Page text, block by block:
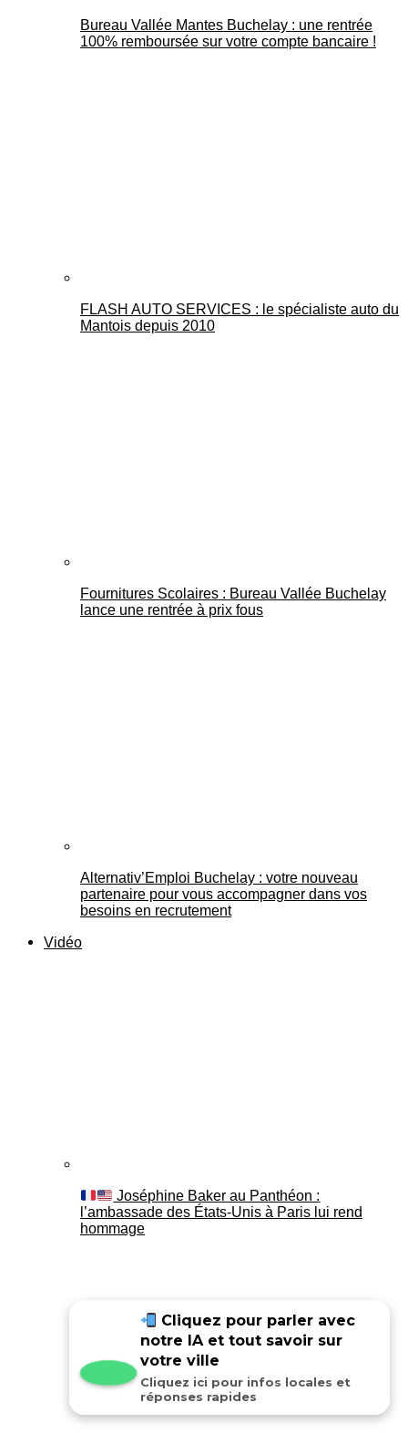
Bureau Vallée Mantes Buchelay : une rentrée
100% remboursée sur votre compte bancaire !
FLASH AUTO SERVICES : le spécialiste auto du
Mantois depuis 2010
Fournitures Scolaires : Bureau Vallée Buchelay
lance une rentrée à prix fous
Alternativ’Emploi Buchelay : votre nouveau
partenaire pour vous accompagner dans vos
besoins en recrutement
Vidéo
Joséphine Baker au Panthéon :
l’ambassade des États-Unis à Paris lui rend
hommage
Cliquez pour parler avec
notre IA et tout savoir sur
votre ville
Cliquez ici pour infos locales et
réponses rapides